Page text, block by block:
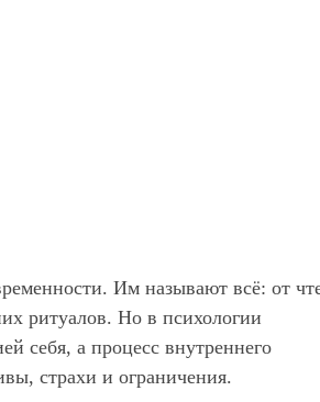
Им называют всё: от
ритуалов. Но в психологии
себя, а процесс внутреннего
страхи и ограничения.